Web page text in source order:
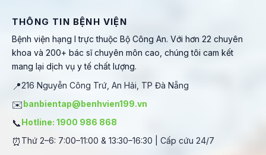
THÔNG TIN BỆNH VIỆN
Bệnh viện hạng I trực thuộc Bộ Công An. Với hơn 22 chuyên
khoa và 200+ bác sĩ chuyên môn cao, chúng tôi cam kết
mang lại dịch vụ y tế chất lượng.
📍216 Nguyễn Công Trứ, An Hải, TP Đà Nẵng
✉️banbientap@benhvien199.vn
📞Hotline: 1900 986 868
⏰ Thứ 2–6: 7:00–11:00 & 13:30–16:30 | Cấp cứu 24/7